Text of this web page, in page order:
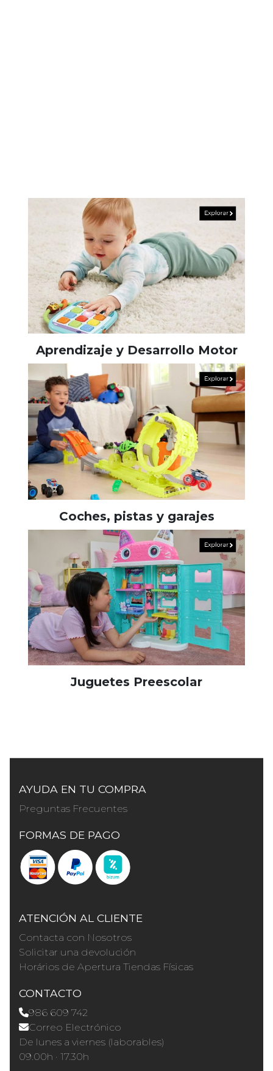
Aprendizaje y Desarrollo Motor
Coches, pistas y garajes
Juguetes Preescolar
AYUDA EN TU COMPRA
Preguntas Frecuentes
FORMAS DE PAGO
ATENCIÓN AL CLIENTE
Contacta con Nosotros
Solicitar una devolución
Horários de Apertura Tiendas Físicas
CONTACTO
986 609 742
Correo Electrónico
De lunes a viernes (laborables)
09.00h · 17.30h